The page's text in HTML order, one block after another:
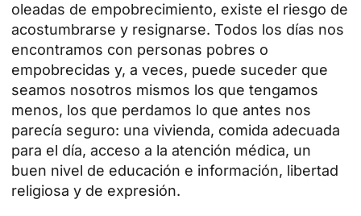
oleadas de empobrecimiento, existe el riesgo de
acostumbrarse y resignarse. Todos los días nos
encontramos con personas pobres o
empobrecidas y, a veces, puede suceder que
seamos nosotros mismos los que tengamos
menos, los que perdamos lo que antes nos
parecía seguro: una vivienda, comida adecuada
para el día, acceso a la atención médica, un
buen nivel de educación e información, libertad
religiosa y de expresión.